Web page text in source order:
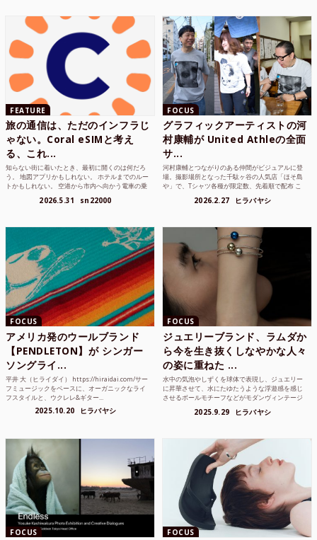
FEATURE
旅の通信は、ただのインフラじ
ゃない。Coral eSIMと考え
る、これ...
知らない街に着いたとき、最初に開くのは何だろ
う。 地図アプリかもしれない。 ホテルまでのルー
トかもしれない。 空港から市内へ向かう電車の乗
2026.5.31 sn22000
FOCUS
グラフィックアーティストの河
村康輔が United Athleの全面
サ...
河村康輔とつながりのある仲間がビジュアルに登
場。撮影場所となった千駄ヶ谷の人気店「ほそ島
や」で、Tシャツ各種が限定数、先着順で配布 こ
2026.2.27 ヒラバヤシ
FOCUS
アメリカ発のウールブランド
【PENDLETON】が シンガー
ソングライ...
平井 大（ヒライダイ） https://hiraidai.com/サー
フミュージックをベースに、オーガニックなライ
フスタイルと、ウクレレ&ギター...
2025.10.20 ヒラバヤシ
FOCUS
ジュエリーブランド、ラムダか
ら今を生き抜くしなやかな人々
の姿に重ねた ...
水中の気泡やしずくを球体で表現し、ジュエリー
に昇華させて、水にたゆたうような浮遊感を感じ
させるボールモチーフなどがモダンヴィンテージ
2025.9.29 ヒラバヤシ
FOCUS FOCUS